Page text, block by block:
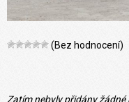
(Bez hodnocení)
Zatím nebyly přidány žádné